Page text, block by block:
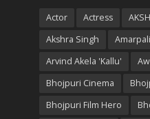
Actor Actress
Akshra Singh
Arvind Akela 'Kallu'
Bhojpuri Cinema
Bhojpuri Film Hero